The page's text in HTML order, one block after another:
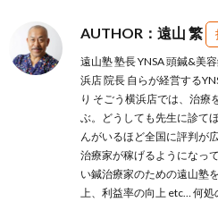
AUTHOR：遠山 繁
遠山塾 塾長 YNSA 頭鍼&美
浜店 院長 自らが経営する
り そごう横浜店では、治療
ぶ。どうしても先生に診て
んがいるほど全国に評判が
治療家が稼げるようになっ
い鍼治療家のための遠山塾
上、利益率の向上 etc… 何